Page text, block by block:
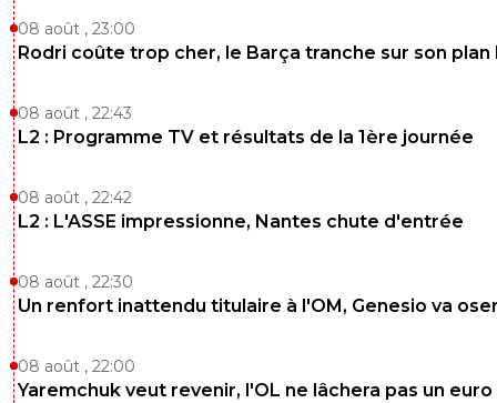
08 août , 23:00
Rodri coûte trop cher, le Barça tranche sur son plan
08 août , 22:43
L2 : Programme TV et résultats de la 1ère journée
08 août , 22:42
L2 : L'ASSE impressionne, Nantes chute d'entrée
08 août , 22:30
Un renfort inattendu titulaire à l'OM, Genesio va
08 août , 22:00
Yaremchuk veut revenir, l'OL ne lâchera pas un euro